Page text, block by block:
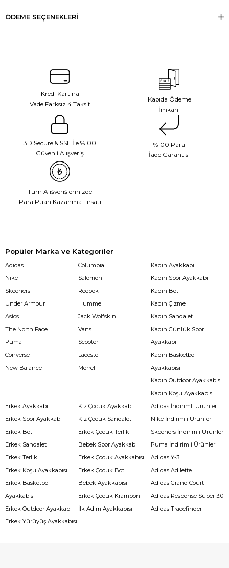
ÖDEME SEÇENEKLERI
Kredi Kartına
Vade Farksız 4 Taksit
Kapıda Ödeme
İmkanı
3D Secure & SSL İle %100
Güvenli Alışveriş
%100 Para
İade Garantisi
Tüm Alışverişlerinizde
Para Puan Kazanma Fırsatı
Popüler Marka ve Kategoriler
Adidas
Nike
Skechers
Under Armour
Asics
The North Face
Puma
Converse
New Balance
Columbia
Salomon
Reebok
Hummel
Jack Wolfskin
Vans
Scooter
Lacoste
Merrell
Kadın Ayakkabı
Kadın Spor Ayakkabı
Kadın Bot
Kadın Çizme
Kadın Sandalet
Kadın Günlük Spor
Ayakkabı
Kadın Basketbol
Ayakkabısı
Kadın Outdoor Ayakkabısı
Kadın Koşu Ayakkabısı
Erkek Ayakkabı
Erkek Spor Ayakkabı
Erkek Bot
Erkek Sandalet
Erkek Terlik
Erkek Koşu Ayakkabısı
Erkek Basketbol
Ayakkabısı
Erkek Outdoor Ayakkabı
Erkek Yürüyüş Ayakkabısı
Kız Çocuk Ayakkabı
Kız Çocuk Sandalet
Erkek Çocuk Terlik
Bebek Spor Ayakkabı
Erkek Çocuk Ayakkabısı
Erkek Çocuk Bot
Bebek Ayakkabısı
Erkek Çocuk Krampon
İlk Adım Ayakkabısı
Adidas İndirimli Ürünler
Nike İndirimli Ürünler
Skechers İndirimli Ürünler
Puma İndirimli Ürünler
Adidas Y-3
Adidas Adilette
Adidas Grand Court
Adidas Response Super 3.0
Adidas Tracefinder